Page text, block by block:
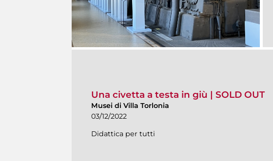
Una civetta a testa in giù | SOLD OUT
Musei di Villa Torlonia
03/12/2022
Didattica per tutti